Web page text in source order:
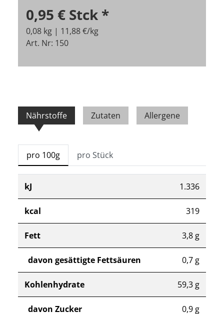
0,95 € Stck *
0,08 kg | 11,88 €/kg
Art. Nr: 150
Nährstoffe Zutaten Allergene
pro 100g pro Stück
kJ 1.336
kcal 319
Fett 3,8 g
davon gesättigte Fettsäuren 0,7 g
Kohlenhydrate 59,3 g
davon Zucker 0,9 g